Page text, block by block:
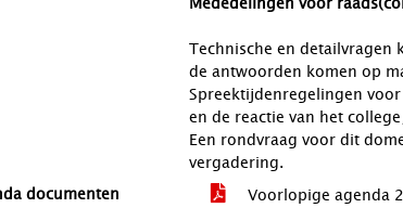
Technische en
de antwoorden komen op
Spreektijdenregelingen
en de reactie van het
Een rondvraag voor dit
vergadering.
documenten
Voorlopige agenda